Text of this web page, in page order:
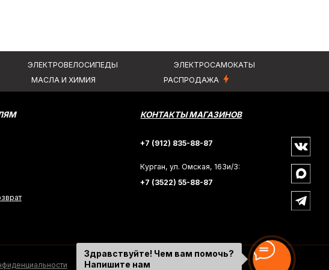
Здравствуйте! Чем вам помочь?
Напишите нам